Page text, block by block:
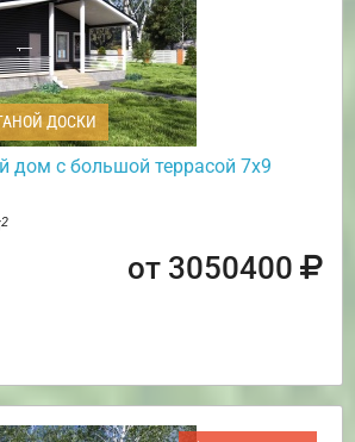
ДОСКИ
дом с большой террасой 7х9
2
от 3050400